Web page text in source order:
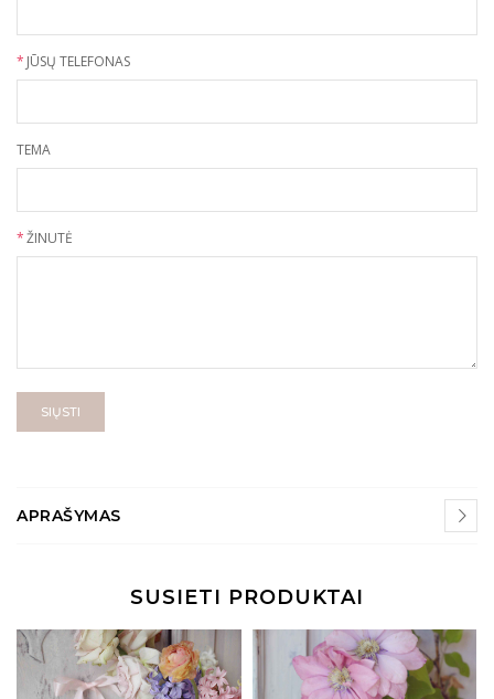
* JŪSŲ TELEFONAS
TEMA
*ŽINUTĖ
SIŲSTI
APRAŠYMAS
SUSIETI PRODUKTAI